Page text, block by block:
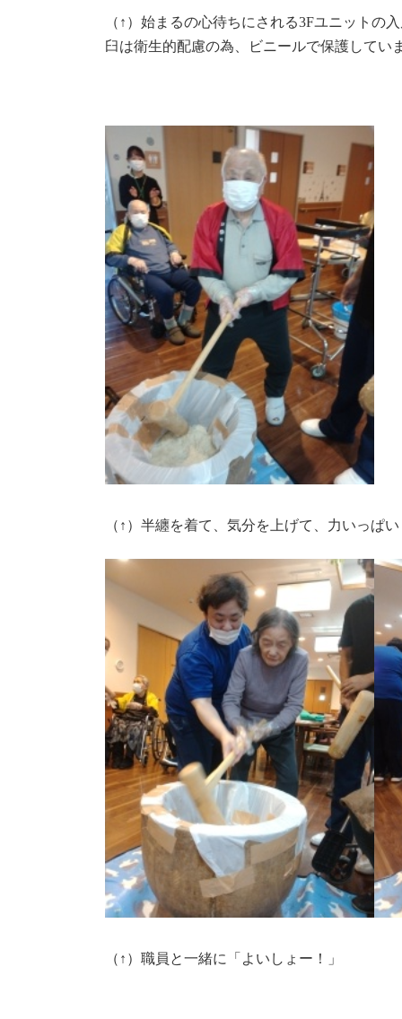
（↑）始まるの心待ちにされる3Fユニットの入
臼は衛生的配慮の為、ビニールで保護してい
（↑）半纏を着て、気分を上げて、力いっぱい
（↑）職員と一緒に「よいしょー！」